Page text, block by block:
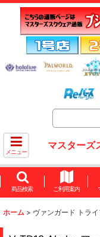
メニュー
マスターズ
商品検索 ご利用案内
ホーム > ヴァンガード トラ